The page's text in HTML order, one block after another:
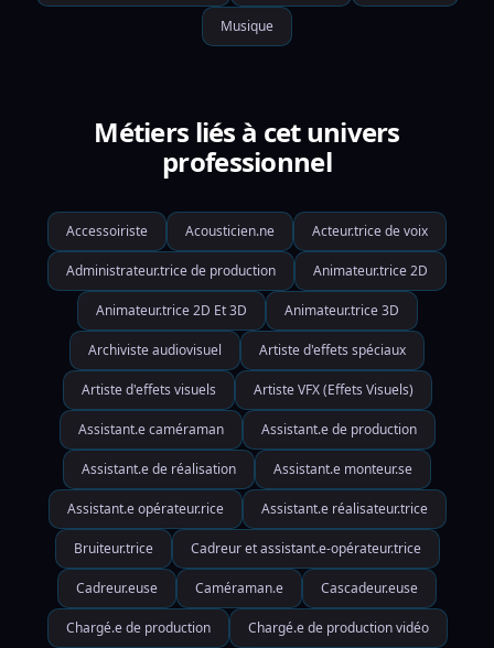
Musique
Métiers liés à cet univers
professionnel
Accessoiriste Acousticien.ne Acteur.trice de voix
Administrateur.trice de production Animateur.trice 2D
Animateur.trice 2D Et 3D Animateur.trice 3D
Archiviste audiovisuel Artiste d'effets spéciaux
Artiste d'effets visuels Artiste VFX (Effets Visuels)
Assistant.e caméraman Assistant.e de production
Assistant.e de réalisation Assistant.e monteur.se
Assistant.e opérateur.rice Assistant.e réalisateur.trice
Bruiteur.trice Cadreur et assistant.e-opérateur.trice
Cadreur.euse Caméraman.e Cascadeur.euse
Chargé.e de production Chargé.e de production vidéo